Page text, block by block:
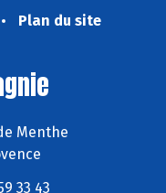
Plan du site
Menthe
33 43